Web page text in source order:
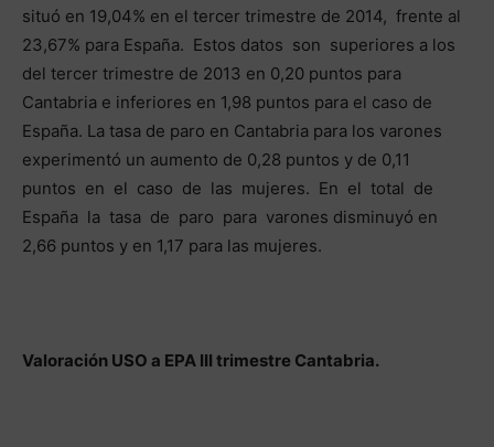
situó en 19,04% en el tercer trimestre de 2014, frente al
23,67% para España. Estos datos son superiores a los
del tercer trimestre de 2013 en 0,20 puntos para
Cantabria e inferiores en 1,98 puntos para el caso de
España. La tasa de paro en Cantabria para los varones
experimentó un aumento de 0,28 puntos y de 0,11
puntos en el caso de las mujeres. En el total de
España la tasa de paro para varones disminuyó en
2,66 puntos y en 1,17 para las mujeres.
Valoración USO a EPA III trimestre Cantabria.